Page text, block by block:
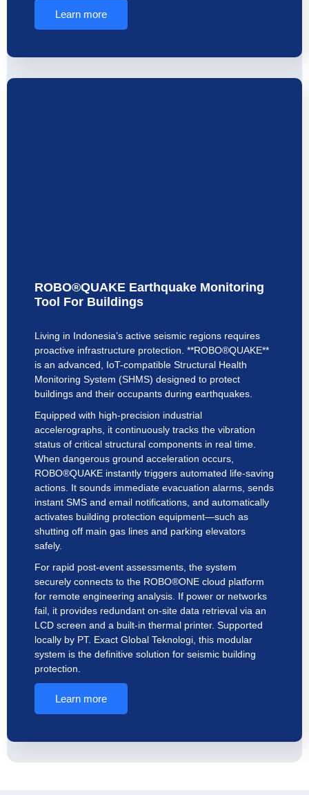
Learn more
ROBO®QUAKE Earthquake Monitoring
Tool For Buildings
Living in Indonesia’s active seismic regions requires
proactive infrastructure protection. **ROBO®QUAKE**
is an advanced, IoT-compatible Structural Health
Monitoring System (SHMS) designed to protect
buildings and their occupants during earthquakes.
Equipped with high-precision industrial
accelerographs, it continuously tracks the vibration
status of critical structural components in real time.
When dangerous ground acceleration occurs,
ROBO®QUAKE instantly triggers automated life-saving
actions. It sounds immediate evacuation alarms, sends
instant SMS and email notifications, and automatically
activates building protection equipment—such as
shutting off main gas lines and parking elevators
safely.
For rapid post-event assessments, the system
securely connects to the ROBO®ONE cloud platform
for remote engineering analysis. If power or networks
fail, it provides redundant on-site data retrieval via an
LCD screen and a built-in thermal printer. Supported
locally by PT. Exact Global Teknologi, this modular
system is the definitive solution for seismic building
protection.
Learn more